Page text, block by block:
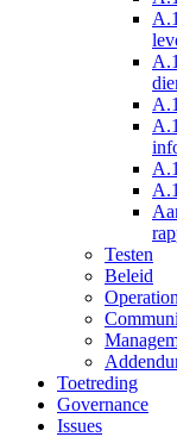
Testen
Beleid
Toetreding
Governance
Issues